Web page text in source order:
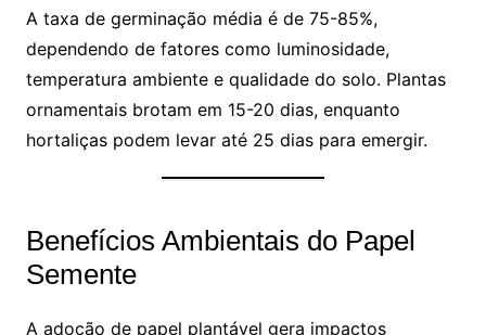
A taxa de germinação média é de 75-85%,
dependendo de fatores como luminosidade,
temperatura ambiente e qualidade do solo. Plantas
ornamentais brotam em 15-20 dias, enquanto
hortaliças podem levar até 25 dias para emergir.
Benefícios Ambientais do Papel
Semente
A adoção de papel plantável gera impactos